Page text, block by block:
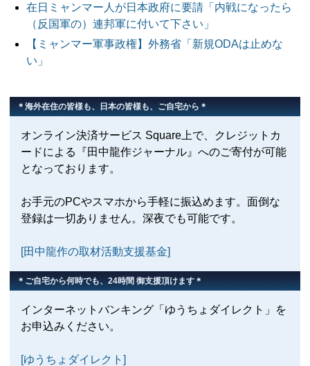
在日ミャンマー人が日本政府に要請「内戦になったら
（反国軍の）連邦軍に付いて下さい」
【ミャンマー軍事政権】外務省「新規ODAは止めな
い」
＊海外在住の皆様も、日本の皆様も、ご自宅から＊
オンライン決済サービス Square上で、クレジットカ
ードによる『田中龍作ジャーナル』へのご寄付が可能
となっております。
お手元のPCやスマホから手軽に振込めます。面倒な
登録は一切ありません。深夜でも可能です。
[田中龍作の取材活動支援基金]
＊ご自宅から何時でも、24時間 御支援頂けます＊
インターネットバンキング「ゆうちょダイレクト」を
お申込みください。
[ゆうちょダイレクト]